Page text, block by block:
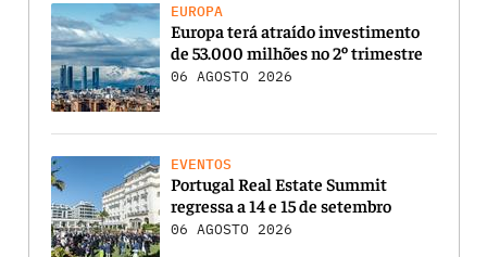
EUROPA
Europa terá atraído investimento
de 53.000 milhões no 2º trimestre
06 AGOSTO 2026
EVENTOS
Portugal Real Estate Summit
regressa a 14 e 15 de setembro
06 AGOSTO 2026